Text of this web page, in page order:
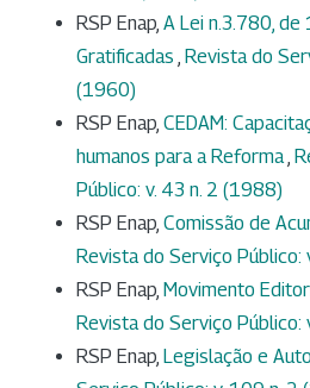
RSP Enap, A Lei n.3.780, de
Gratificadas Revista do
(1960)
RSP Enap, CEDAM:
humanos para a Reforma
Público: v. 43 n. 2 (1988)
RSP Enap, Comissão de
Revista do Serviço Público:
RSP Enap, Movimento
Revista do Serviço Público:
RSP Enap, Legislação e